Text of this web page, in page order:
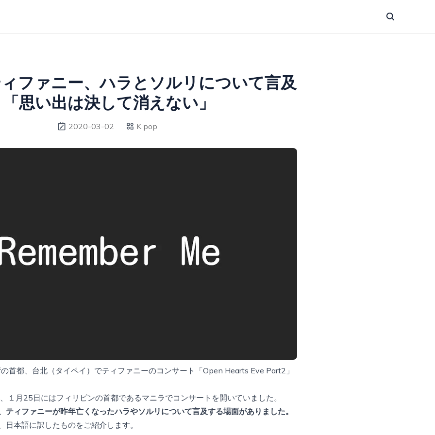
ファニー、ハラとソルリについて言及
「思い出は決して消えない」
2020-03-02 K pop
首都、台北（タイペイ）でティファニーのコンサート「Open Hearts Eve Part2」
１月25日にはフィリピンの首都であるマニラでコンサートを開いていました。
ティファニーが昨年亡くなったハラやソルリについて言及する場面がありました。
日本語に訳したものをご紹介します。